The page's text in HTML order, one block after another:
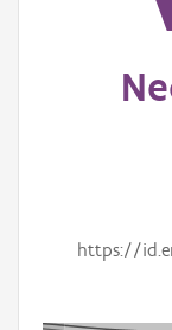
https://